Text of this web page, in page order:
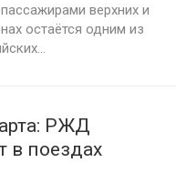
верхних и
остаётся одним из
РЖД
в поездах